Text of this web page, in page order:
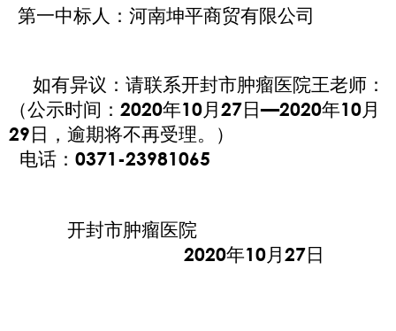
第一中标人：河南坤平商贸有限公司
如有异议：请联系开封市肿瘤医院王老师：
（公示时间：2020年10月27日—2020年10月
29日，逾期将不再受理。）
电话：0371-23981065
开封市肿瘤医院
2020年10月27日